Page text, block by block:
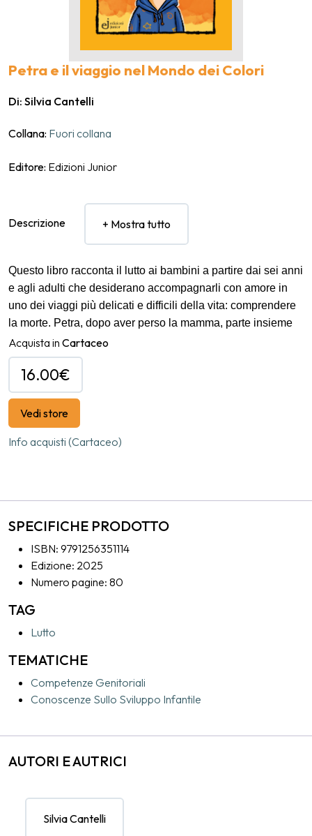
Petra e il viaggio nel Mondo dei Colori
Di: Silvia Cantelli
Collana: Fuori collana
Editore: Edizioni Junior
Descrizione + Mostra tutto
Questo libro racconta il lutto ai bambini a partire dai sei anni
e agli adulti che desiderano accompagnarli con amore in
uno dei viaggi più delicati e difficili della vita: comprendere
la morte. Petra, dopo aver perso la mamma, parte insieme
al suo gatto Iaio per un’avventura straordinaria nel Mondo
dei Colori. Incontrerà nuovi amici e ritroverà compagni
perduti – come la sua cagnolina e l’albero con cui parlava
quando era piccola – scoprendo, passo dopo passo, che il
dolore può trasformarsi. Ogni tappa del suo viaggio è legata
a un colore e a un’emozione da attraversare: dalla
negazione alla rabbia, dalla negoziazione alla tristezza, fino
Acquista in Cartaceo
16.00€
Vedi store
Info acquisti (Cartaceo)
SPECIFICHE PRODOTTO
ISBN: 9791256351114
Edizione: 2025
Numero pagine: 80
TAG
Lutto
TEMATICHE
Competenze Genitoriali
Conoscenze Sullo Sviluppo Infantile
AUTORI E AUTRICI
Silvia Cantelli